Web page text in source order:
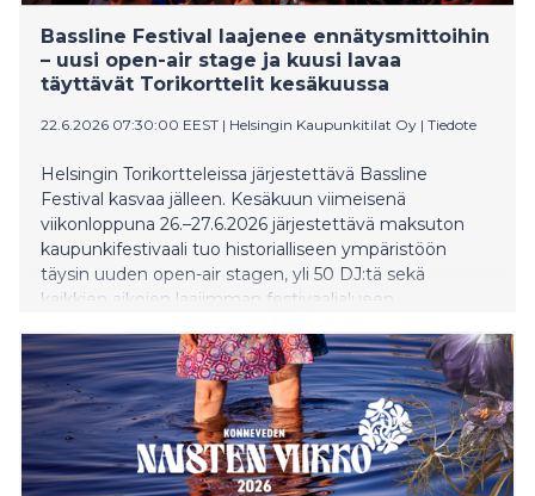
Bassline Festival laajenee ennätysmittoihin
– uusi open-air stage ja kuusi lavaa
täyttävät Torikorttelit kesäkuussa
22.6.2026 07:30:00 EEST | Helsingin Kaupunkitilat Oy | Tiedote
Helsingin Torikortteleissa järjestettävä Bassline
Festival kasvaa jälleen. Kesäkuun viimeisenä
viikonloppuna 26.–27.6.2026 järjestettävä maksuton
kaupunkifestivaali tuo historialliseen ympäristöön
täysin uuden open-air stagen, yli 50 DJ:tä sekä
kaikkien aikojen laajimman festivaalialueen.